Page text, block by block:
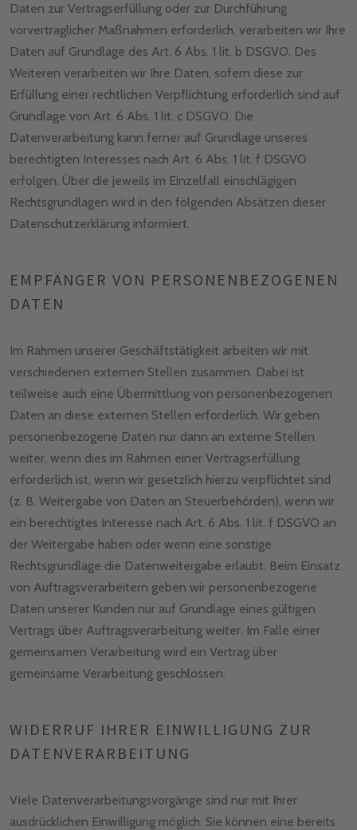
Daten zur Vertragserfüllung oder zur Durchführung
vorvertraglicher Maßnahmen erforderlich, verarbeiten wir Ihre
Daten auf Grundlage des Art. 6 Abs. 1 lit. b DSGVO. Des
Weiteren verarbeiten wir Ihre Daten, sofern diese zur
Erfüllung einer rechtlichen Verpflichtung erforderlich sind auf
Grundlage von Art. 6 Abs. 1 lit. c DSGVO. Die
Datenverarbeitung kann ferner auf Grundlage unseres
berechtigten Interesses nach Art. 6 Abs. 1 lit. f DSGVO
erfolgen. Über die jeweils im Einzelfall einschlägigen
Rechtsgrundlagen wird in den folgenden Absätzen dieser
Datenschutzerklärung informiert.
EMPFÄNGER VON PERSONENBEZOGENEN
DATEN
Im Rahmen unserer Geschäftstätigkeit arbeiten wir mit
verschiedenen externen Stellen zusammen. Dabei ist
teilweise auch eine Übermittlung von personenbezogenen
Daten an diese externen Stellen erforderlich. Wir geben
personenbezogene Daten nur dann an externe Stellen
weiter, wenn dies im Rahmen einer Vertragserfüllung
erforderlich ist, wenn wir gesetzlich hierzu verpflichtet sind
(z. B. Weitergabe von Daten an Steuerbehörden), wenn wir
ein berechtigtes Interesse nach Art. 6 Abs. 1 lit. f DSGVO an
der Weitergabe haben oder wenn eine sonstige
Rechtsgrundlage die Datenweitergabe erlaubt. Beim Einsatz
von Auftragsverarbeitern geben wir personenbezogene
Daten unserer Kunden nur auf Grundlage eines gültigen
Vertrags über Auftragsverarbeitung weiter. Im Falle einer
gemeinsamen Verarbeitung wird ein Vertrag über
gemeinsame Verarbeitung geschlossen.
WIDERRUF IHRER EINWILLIGUNG ZUR
DATENVERARBEITUNG
Viele Datenverarbeitungsvorgänge sind nur mit Ihrer
ausdrücklichen Einwilligung möglich. Sie können eine bereits